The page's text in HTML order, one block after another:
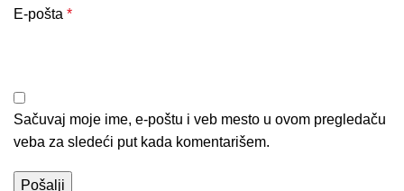
E-pošta*
Sačuvaj moje ime, e-poštu i veb mesto u ovom pregledaču
veba za sledeći put kada komentarišem.